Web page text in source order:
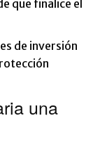
que finalice el
de inversión
una